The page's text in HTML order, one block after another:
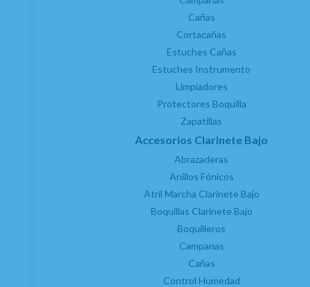
Cañas
Cortacañas
Estuches Cañas
Estuches Instrumento
Limpiadores
Protectores Boquilla
Zapatillas
Accesorios Clarinete Bajo
Abrazaderas
Anillos Fónicos
Atril Marcha Clarinete Bajo
Boquillas Clarinete Bajo
Boquilleros
Campanas
Cañas
Control Humedad